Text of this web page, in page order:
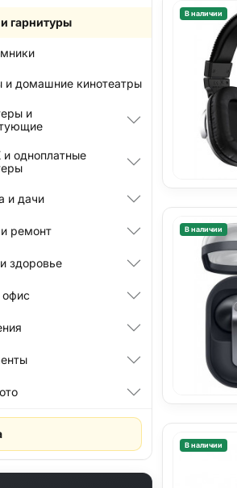
гарнитуры
и домашние кинотеатры
и
одноплатные
и дачи
ремонт
здоровье
офис
В наличии
В наличии
В наличии